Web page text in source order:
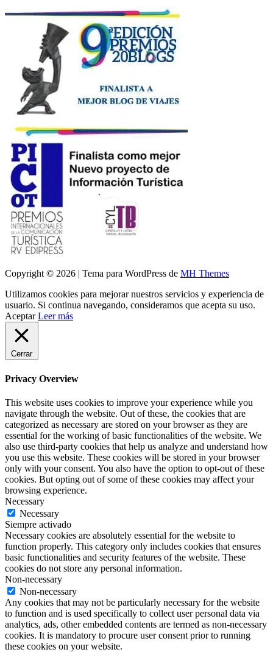
Copyright © 2026 | Tema para WordPress de MH Themes
Utilizamos cookies para mejorar nuestros servicios y experiencia de
usuario. Si continua navegando, consideramos que acepta su uso.
Aceptar Leer más
Cerrar
Privacy Overview
This website uses cookies to improve your experience while you
navigate through the website. Out of these, the cookies that are
categorized as necessary are stored on your browser as they are
essential for the working of basic functionalities of the website. We
also use third-party cookies that help us analyze and understand how
you use this website. These cookies will be stored in your browser
only with your consent. You also have the option to opt-out of these
cookies. But opting out of some of these cookies may affect your
browsing experience.
Necessary
Necessary
Siempre activado
Necessary cookies are absolutely essential for the website to
function properly. This category only includes cookies that ensures
basic functionalities and security features of the website. These
cookies do not store any personal information.
Non-necessary
Non-necessary
Any cookies that may not be particularly necessary for the website
to function and is used specifically to collect user personal data via
analytics, ads, other embedded contents are termed as non-necessary
cookies. It is mandatory to procure user consent prior to running
these cookies on your website.